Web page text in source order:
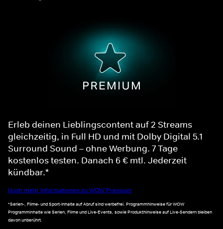
Erleb deinen Lieblingscontent auf 2 Streams
gleichzeitig, in Full HD und mit Dolby Digital 5.1
Surround Sound – ohne Werbung. 7 Tage
kostenlos testen. Danach 6 € mtl. Jederzeit
kündbar.*
Noch mehr Informationen zu WOW Premium
*Serien-, Filme- und Sport-Inhalte auf Abruf sind werbefrei. Programmhinweise für WOW
Programminhalte wie Serien, Filme und Live-Events, sowie Produkthinweise auf Live-Sendern bleiben
davon unberührt.